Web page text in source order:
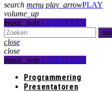
search menu play_arrowPLAY
volume_up
music_note LUISTEREN
close
close
music_note LUISTEREN
Programmering
Presentatoren